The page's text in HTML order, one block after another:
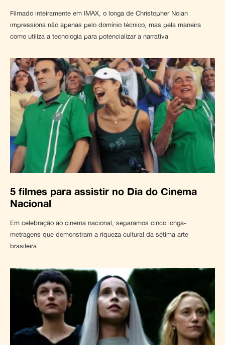
Filmado inteiramente em IMAX, o longa de Christopher Nolan
impressiona não apenas pelo domínio técnico, mas pela maneira
como utiliza a tecnologia para potencializar a narrativa
5 filmes para assistir no Dia do Cinema
Nacional
Em celebração ao cinema nacional, separamos cinco longa-
metragens que demonstram a riqueza cultural da sétima arte
brasileira